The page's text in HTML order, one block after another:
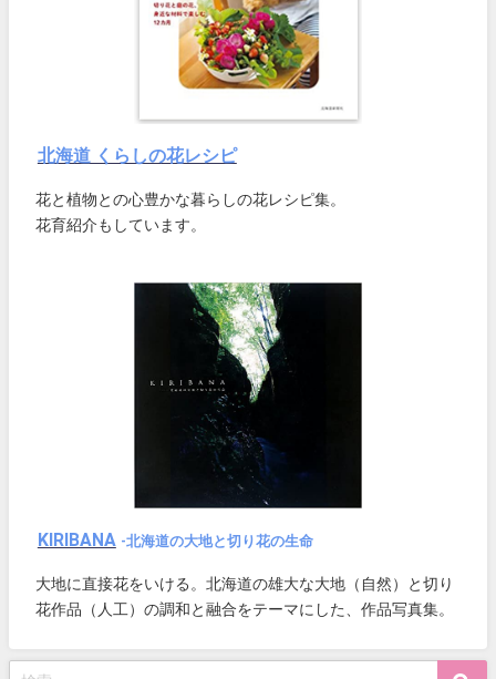
北海道 くらしの花レシピ
花と植物との心豊かな暮らしの花レシピ集。
花育紹介もしています。
KIRIBANA -北海道の大地と切り花の生命
大地に直接花をいける。北海道の雄大な大地（自然）と切り
花作品（人工）の調和と融合をテーマにした、作品写真集。